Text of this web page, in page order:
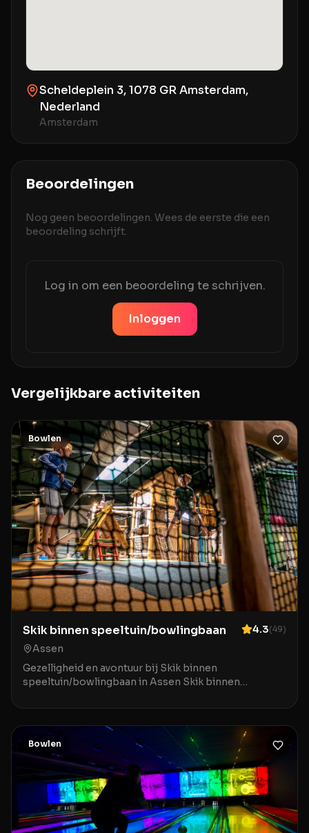
Scheldeplein 3, 1078 GR Amsterdam,
Nederland
Amsterdam
Beoordelingen
Nog geen beoordelingen. Wees de eerste die een
beoordeling schrijft.
Log in om een beoordeling te schrijven.
Inloggen
Vergelijkbare activiteiten
Bowlen
Skik binnen speeltuin/bowlingbaan 4.3(49)
Assen
Gezelligheid en avontuur bij Skik binnen
speeltuin/bowlingbaan in Assen Skik binnen
bestemming voor gezinn
Bowlen